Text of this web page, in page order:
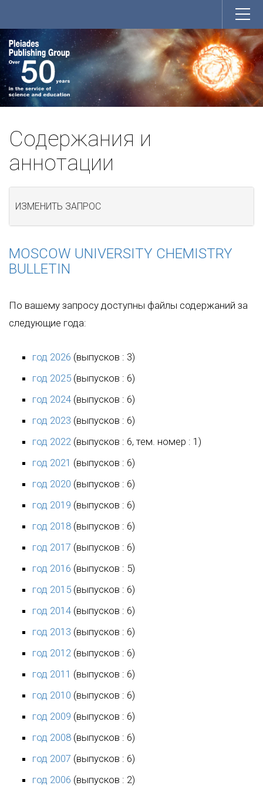
Содержания и
аннотации
ИЗМЕНИТЬ ЗАПРОС
MOSCOW UNIVERSITY CHEMISTRY
BULLETIN
По вашему запросу доступны файлы содержаний за
следующие года:
год 2026 (выпусков : 3)
год 2025 (выпусков : 6)
год 2024 (выпусков : 6)
год 2023 (выпусков : 6)
год 2022 (выпусков : 6, тем. номер : 1)
год 2021 (выпусков : 6)
год 2020 (выпусков : 6)
год 2019 (выпусков : 6)
год 2018 (выпусков : 6)
год 2017 (выпусков : 6)
год 2016 (выпусков : 5)
год 2015 (выпусков : 6)
год 2014 (выпусков : 6)
год 2013 (выпусков : 6)
год 2012 (выпусков : 6)
год 2011 (выпусков : 6)
год 2010 (выпусков : 6)
год 2009 (выпусков : 6)
год 2008 (выпусков : 6)
год 2007 (выпусков : 6)
год 2006 (выпусков : 2)